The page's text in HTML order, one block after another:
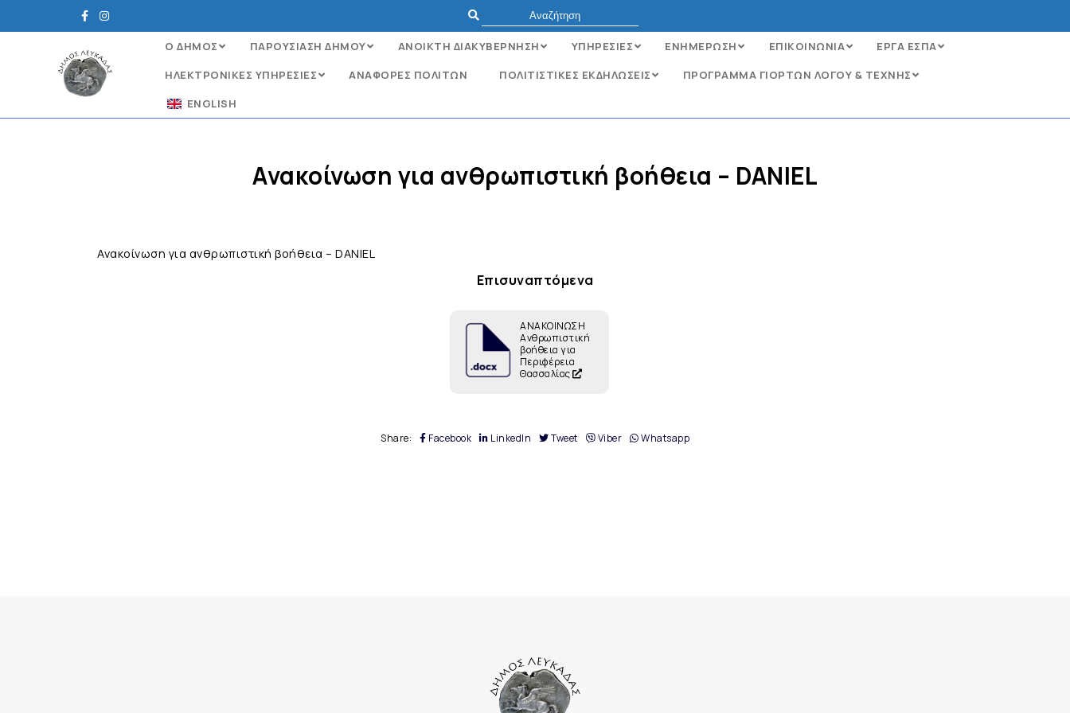
Ο ΔΗΜΟΣ ΠΑΡΟΥΣΙΑΣΗ ΔΗΜΟΥ ΑΝΟΙΚΤΗ ΔΙΑΚΥΒΕΡΝΗΣΗ ΥΠΗΡΕΣΙΕΣ ΕΝΗΜΕΡΩΣΗ ΕΠΙΚΟΙΝΩΝΙΑ
ΕΡΓΑ ΕΣΠΑ
ΗΛΕΚΤΡΟΝΙΚΈΣ ΥΠΗΡΕΣΊΕΣ
ΑΝΑΦΟΡΈΣ ΠΟΛΙΤΏΝ ΠΟΛΙΤΙΣΤΙΚΕΣ ΕΚΔΗΛΩΣΕΙΣ
ΠΡΟΓΡΑΜΜΑ ΓΙΟΡΤΩΝ ΛΟΓΟΥ & ΤΕΧΝΗΣ
ENGLISH
Ανακοίνωση για ανθρωπιστική βοήθεια – DANIEL
Ανακοίνωση για ανθρωπιστική βοήθεια – DANIEL
Επισυναπτόμενα
ΑΝΑΚΟΙΝΩΣΗ
Ανθρωπιστική
βοήθεια για
Περιφέρεια
Θασσαλίας
Share: Facebook LinkedIn Tweet Viber Whatsapp